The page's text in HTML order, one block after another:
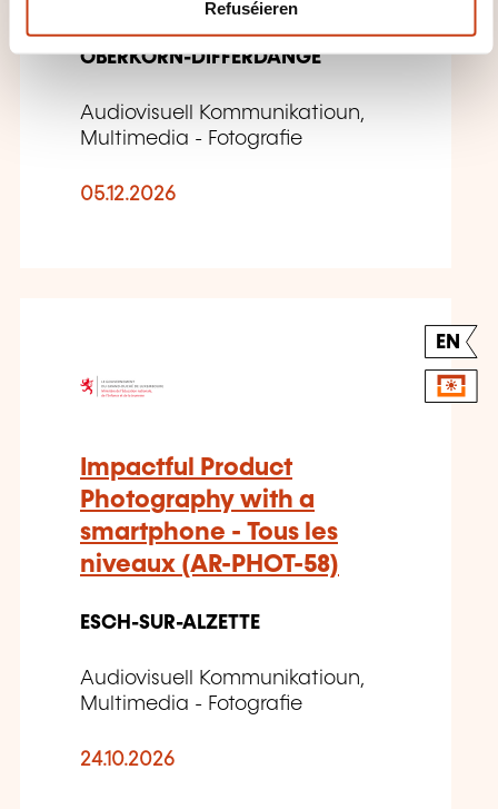
Refuséieren
OBERKORN-DIFFERDANGE
Audiovisuell Kommunikatioun,
Multimedia - Fotografie
05.12.2026
EN
Impactful Product
Photography with a
smartphone - Tous les
niveaux (AR-PHOT-58)
ESCH-SUR-ALZETTE
Audiovisuell Kommunikatioun,
Multimedia - Fotografie
24.10.2026